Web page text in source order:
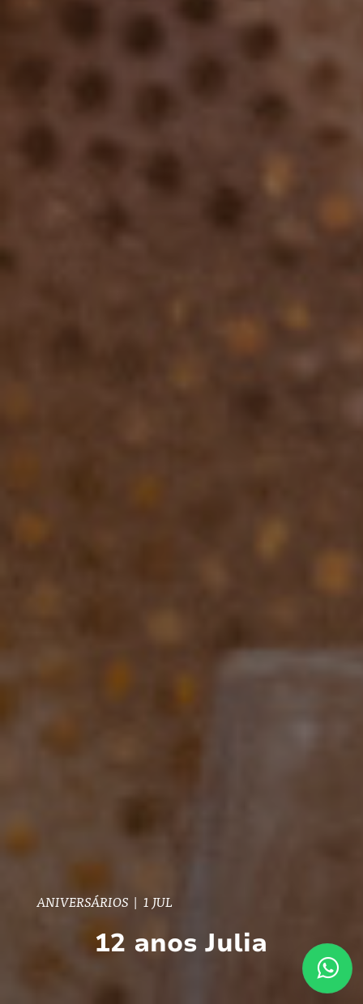
ANIVERSÁRIOS | 1 JUL
12 anos Julia